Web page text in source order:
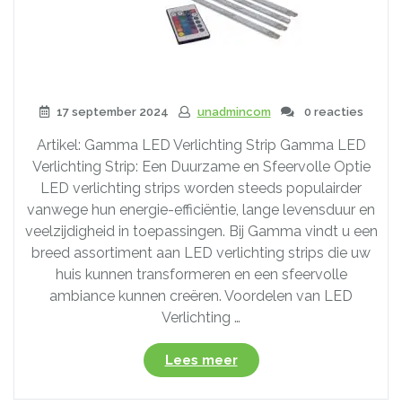
17 september 2024 unadmincom 0 reacties
Artikel: Gamma LED Verlichting Strip Gamma LED
Verlichting Strip: Een Duurzame en Sfeervolle Optie
LED verlichting strips worden steeds populairder
vanwege hun energie-efficiëntie, lange levensduur en
veelzijdigheid in toepassingen. Bij Gamma vindt u een
breed assortiment aan LED verlichting strips die uw
huis kunnen transformeren en een sfeervolle
ambiance kunnen creëren. Voordelen van LED
Verlichting …
Lees meer“Ontdek
de
Veelzijdigheid